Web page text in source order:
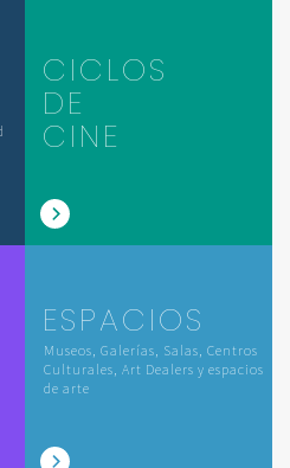
CICLOS
DE
CINE
ESPACIOS
Museos, Galerías, Salas, Centros
Culturales, Art Dealers y espacios
de arte